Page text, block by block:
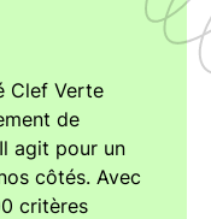
Clef Verte
de
agit pour un
côtés. Avec
critères